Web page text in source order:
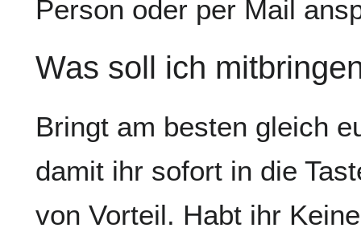
Person oder per Mail
Was soll ich
Bringt am besten gleich
damit ihr sofort in die
von Vorteil. Habt ihr